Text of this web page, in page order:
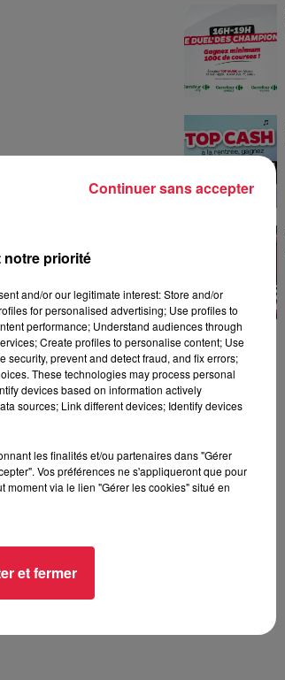
notre priorité
and/or our legitimate interest: Store and/or
for personalised advertising; Use profiles to
performance; Understand audiences through
Create profiles to personalise content; Use
prevent and detect fraud, and fix errors;
These technologies may process personal
devices based on information actively
sources; Link different devices; Identify devices
les finalités et/ou partenaires dans "Gérer
Vos préférences ne s'appliqueront que pour
moment via le lien "Gérer les cookies" situé en
et fermer
Continuer sans accepter